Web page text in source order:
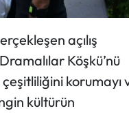
açılış
Köşkü’nü
korumayı
kültürün